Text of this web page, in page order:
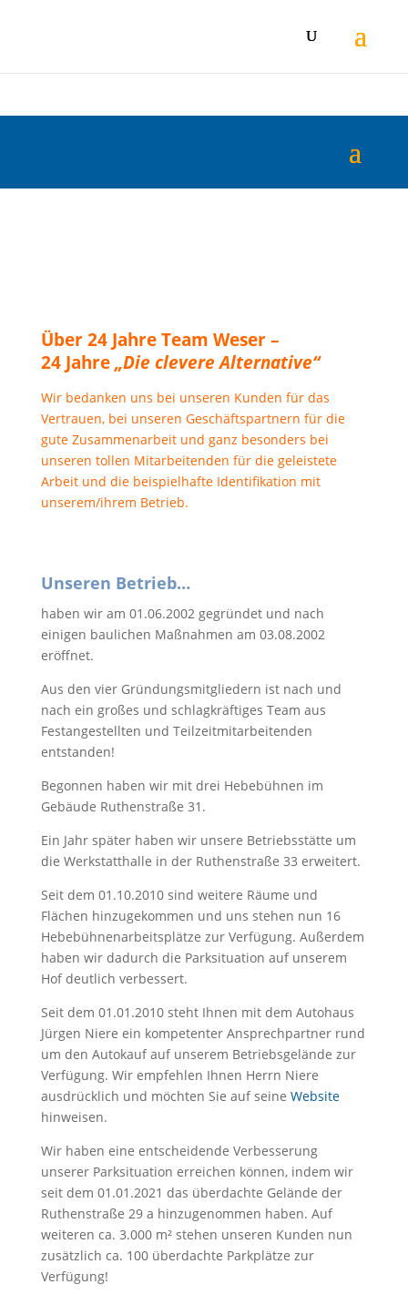
Über 24 Jahre Team Weser –
24 Jahre „Die clevere Alternative“
Wir bedanken uns bei unseren Kunden für das
Vertrauen, bei unseren Geschäftspartnern für die
gute Zusammenarbeit und ganz besonders bei
unseren tollen Mitarbeitenden für die geleistete
Arbeit und die beispielhafte Identifikation mit
unserem/ihrem Betrieb.
Unseren Betrieb…
haben wir am 01.06.2002 gegründet und nach
einigen baulichen Maßnahmen am 03.08.2002
eröffnet.
Aus den vier Gründungsmitgliedern ist nach und
nach ein großes und schlagkräftiges Team aus
Festangestellten und Teilzeitmitarbeitenden
entstanden!
Begonnen haben wir mit drei Hebebühnen im
Gebäude Ruthenstraße 31.
Ein Jahr später haben wir unsere Betriebsstätte um
die Werkstatthalle in der Ruthenstraße 33 erweitert.
Seit dem 01.10.2010 sind weitere Räume und
Flächen hinzugekommen und uns stehen nun 16
Hebebühnenarbeitsplätze zur Verfügung. Außerdem
haben wir dadurch die Parksituation auf unserem
Hof deutlich verbessert.
Seit dem 01.01.2010 steht Ihnen mit dem Autohaus
Jürgen Niere ein kompetenter Ansprechpartner rund
um den Autokauf auf unserem Betriebsgelände zur
Verfügung. Wir empfehlen Ihnen Herrn Niere
ausdrücklich und möchten Sie auf seine Website
hinweisen.
Wir haben eine entscheidende Verbesserung
unserer Parksituation erreichen können, indem wir
seit dem 01.01.2021 das überdachte Gelände der
Ruthenstraße 29 a hinzugenommen haben. Auf
weiteren ca. 3.000 m² stehen unseren Kunden nun
zusätzlich ca. 100 überdachte Parkplätze zur
Verfügung!